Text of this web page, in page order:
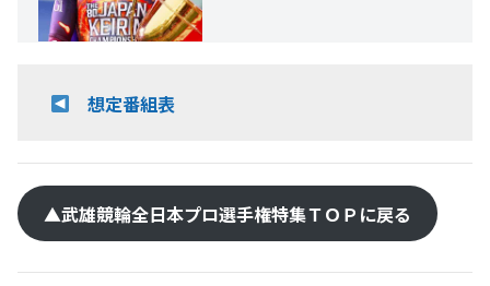
想定番組表
▲武雄競輪全日本プロ選手権特集ＴＯＰに戻る